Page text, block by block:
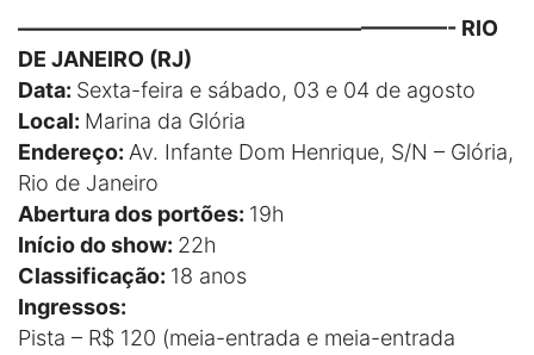
————————————————————- RIO
DE JANEIRO (RJ)
Data: Sexta-feira e sábado, 03 e 04 de agosto
Local: Marina da Glória
Endereço: Av. Infante Dom Henrique, S/N – Glória,
Rio de Janeiro
Abertura dos portões: 19h
Início do show: 22h
Classificação: 18 anos
Ingressos:
Pista – R$ 120 (meia-entrada e meia-entrada